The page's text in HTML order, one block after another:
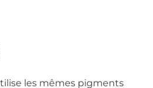
les mêmes pigments